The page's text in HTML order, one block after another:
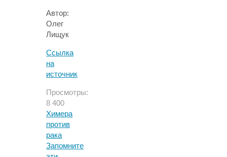
Автор:
Олег
Лищук
Ссылка
на
источник
Просмотры:
8 400
Химера
против
рака
Запомните